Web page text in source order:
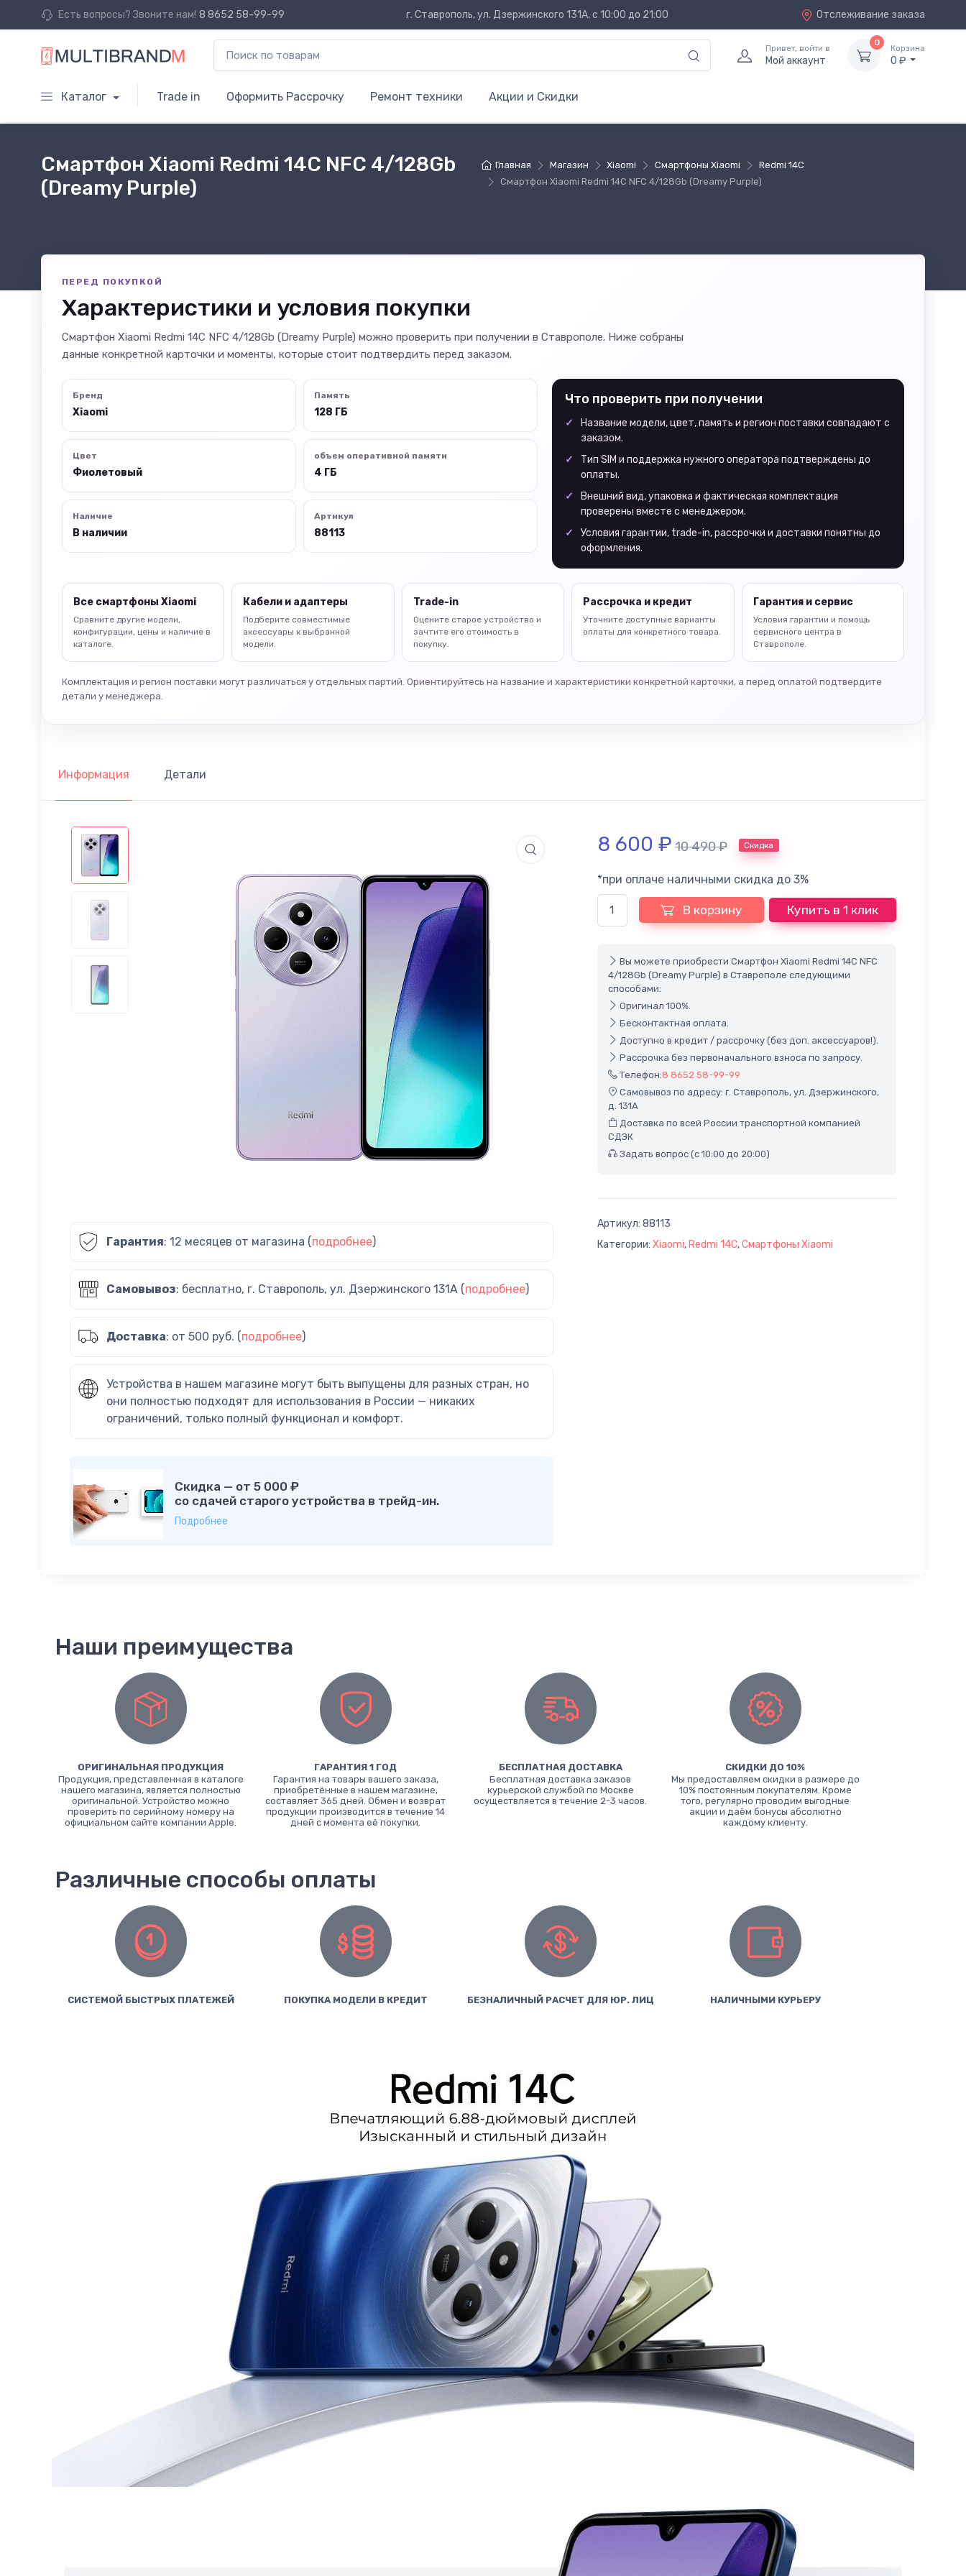
Есть вопросы? Звоните нам! 8 8652 58-99-99 г. Ставрополь, ул. Дзержинского 131А, с 10:00 до 21:00 Отслеживание заказа
Привет, войти в
Мой аккаунт
0
Корзина
0 ₽
Каталог Trade in Оформить Рассрочку Ремонт техники Акции и Скидки
Главная Магазин Xiaomi Смартфоны Xiaomi
Redmi 14C
Смартфон Xiaomi Redmi 14C NFC 4/128Gb (Dreamy Purple)
Смартфон Xiaomi Redmi 14C NFC 4/128Gb
(Dreamy Purple)
ПЕРЕД ПОКУПКОЙ
Характеристики и условия покупки
Смартфон Xiaomi Redmi 14C NFC 4/128Gb (Dreamy Purple) можно проверить при получении в Ставрополе. Ниже собраны
данные конкретной карточки и моменты, которые стоит подтвердить перед заказом.
Бренд
Xiaomi
Память
128 ГБ
Цвет
Фиолетовый
объем оперативной памяти
4 ГБ
Наличие
В наличии
Артикул
88113
Что проверить при получении
Название модели, цвет, память и регион поставки совпадают с
заказом.
Тип SIM и поддержка нужного оператора подтверждены до
оплаты.
Внешний вид, упаковка и фактическая комплектация
проверены вместе с менеджером.
Условия гарантии, trade-in, рассрочки и доставки понятны до
оформления.
Все смартфоны Xiaomi
Сравните другие модели,
конфигурации, цены и наличие в
каталоге.
Кабели и адаптеры
Подберите совместимые
аксессуары к выбранной
модели.
Trade-in
Оцените старое устройство и
зачтите его стоимость в
покупку.
Рассрочка и кредит
Уточните доступные варианты
оплаты для конкретного товара.
Гарантия и сервис
Условия гарантии и помощь
сервисного центра в
Ставрополе.
Комплектация и регион поставки могут различаться у отдельных партий. Ориентируйтесь на название и характеристики конкретной карточки, а перед оплатой подтвердите
детали у менеджера.
Информация Детали
Гарантия: 12 месяцев от магазина (подробнее)
Самовывоз: бесплатно, г. Ставрополь, ул. Дзержинского 131А (подробнее)
Доставка: от 500 руб. (подробнее)
Устройства в нашем магазине могут быть выпущены для разных стран, но
они полностью подходят для использования в России — никаких
ограничений, только полный функционал и комфорт.
Скидка — от 5 000 ₽
со сдачей старого устройства в трейд-ин.
Подробнее
8 600 ₽ 10 490₽ Скидка
*при оплаче наличными скидка до 3%
В корзину Купить в 1 клик
Вы можете приобрести Смартфон Xiaomi Redmi 14C NFC
4/128Gb (Dreamy Purple) в Ставрополе следующими
способами:
Оригинал 100%.
Бесконтактная оплата.
Доступно в кредит / рассрочку (без доп. аксессуаров!).
Рассрочка без первоначального взноса по запросу.
Телефон:8 8652 58-99-99
Самовывоз по адресу: г. Ставрополь, ул. Дзержинского,
д. 131А
Доставка по всей России транспортной компанией
СДЭК
Задать вопрос (с 10:00 до 20:00)
Артикул: 88113
Категории: Xiaomi, Redmi 14C,Смартфоны Xiaomi
Наши преимущества
ОРИГИНАЛЬНАЯ ПРОДУКЦИЯ
Продукция, представленная в каталоге
нашего магазина, является полностью
оригинальной. Устройство можно
проверить по серийному номеру на
официальном сайте компании Apple.
ГАРАНТИЯ 1 ГОД
Гарантия на товары вашего заказа,
приобретённые в нашем магазине,
составляет 365 дней. Обмен и возврат
продукции производится в течение 14
дней с момента её покупки.
БЕСПЛАТНАЯ ДОСТАВКА
Бесплатная доставка заказов
курьерской службой по Москве
осуществляется в течение 2-3 часов.
СКИДКИ ДО 10%
Мы предоставляем скидки в размере до
10% постоянным покупателям. Кроме
того, регулярно проводим выгодные
акции и даём бонусы абсолютно
каждому клиенту.
Различные способы оплаты
СИСТЕМОЙ БЫСТРЫХ ПЛАТЕЖЕЙ ПОКУПКА МОДЕЛИ В КРЕДИТ БЕЗНАЛИЧНЫЙ РАСЧЕТ ДЛЯ ЮР. ЛИЦ НАЛИЧНЫМИ КУРЬЕРУ